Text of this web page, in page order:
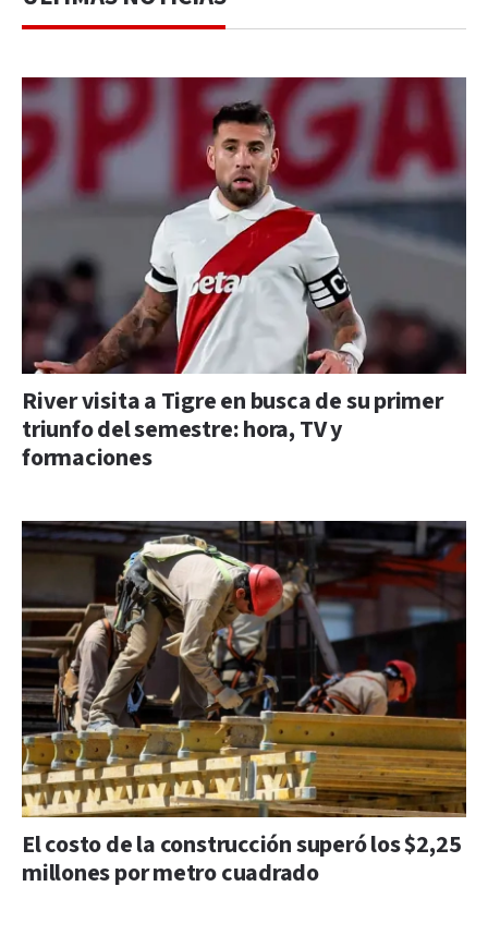
River visita a Tigre en busca de su primer
triunfo del semestre: hora, TV y
formaciones
El costo de la construcción superó los $2,25
millones por metro cuadrado